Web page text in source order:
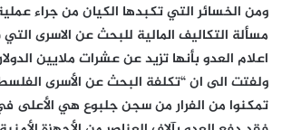
ومن الخسائر التي تكبدها الكيان من جراء
مسألة التكاليف المالية للبحث عن الاسرى
اعلام العدو بأنها تزيد عن عشرات ملايين
ولفتت الى ان “تكلفة البحث عن الأسرى
تمكنوا من الفرار من سجن جلبوع هي الأعلى في